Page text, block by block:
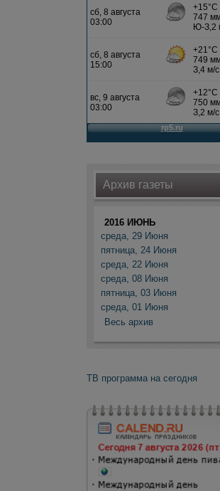
Архив газеты
2016 ИЮНЬ
среда, 29 Июня
пятница, 24 Июня
среда, 22 Июня
среда, 08 Июня
пятница, 03 Июня
среда, 01 Июня
Весь архив
ТВ программа на сегодня